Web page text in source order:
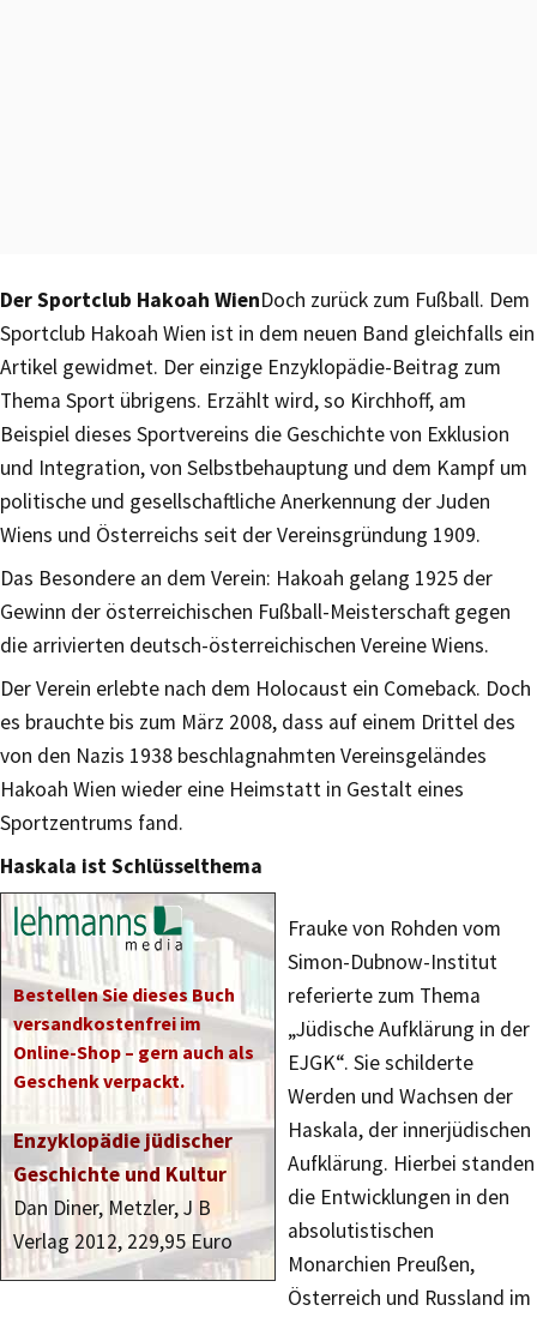
Der Sportclub Hakoah WienDoch zurück zum Fußball. Dem
Sportclub Hakoah Wien ist in dem neuen Band gleichfalls ein
Artikel gewidmet. Der einzige Enzyklopädie-Beitrag zum
Thema Sport übrigens. Erzählt wird, so Kirchhoff, am
Beispiel dieses Sportvereins die Geschichte von Exklusion
und Integration, von Selbstbehauptung und dem Kampf um
politische und gesellschaftliche Anerkennung der Juden
Wiens und Österreichs seit der Vereinsgründung 1909.
Das Besondere an dem Verein: Hakoah gelang 1925 der
Gewinn der österreichischen Fußball-Meisterschaft gegen
die arrivierten deutsch-österreichischen Vereine Wiens.
Der Verein erlebte nach dem Holocaust ein Comeback. Doch
es brauchte bis zum März 2008, dass auf einem Drittel des
von den Nazis 1938 beschlagnahmten Vereinsgeländes
Hakoah Wien wieder eine Heimstatt in Gestalt eines
Sportzentrums fand.
Haskala ist Schlüsselthema
Bestellen Sie dieses Buch
versandkostenfrei im
Online-Shop – gern auch als
Geschenk verpackt.
Enzyklopädie jüdischer
Geschichte und Kultur
Dan Diner, Metzler, J B
Verlag 2012, 229,95 Euro
Frauke von Rohden vom
Simon-Dubnow-Institut
referierte zum Thema
„Jüdische Aufklärung in der
EJGK“. Sie schilderte
Werden und Wachsen der
Haskala, der innerjüdischen
Aufklärung. Hierbei standen
die Entwicklungen in den
absolutistischen
Monarchien Preußen,
Österreich und Russland im